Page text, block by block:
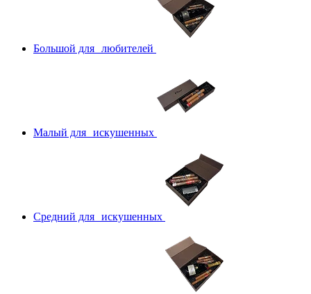
Большой для любителей
Малый для искушенных
Средний для искушенных